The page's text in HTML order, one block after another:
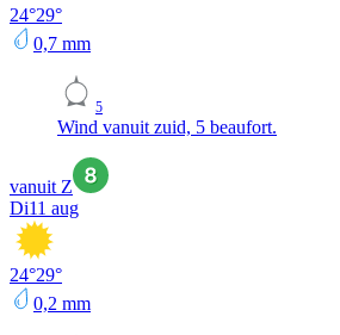
24°29°
0,7 mm
5
Wind vanuit zuid, 5 beaufort.
vanuit Z
Di11 aug
24°29°
0,2 mm